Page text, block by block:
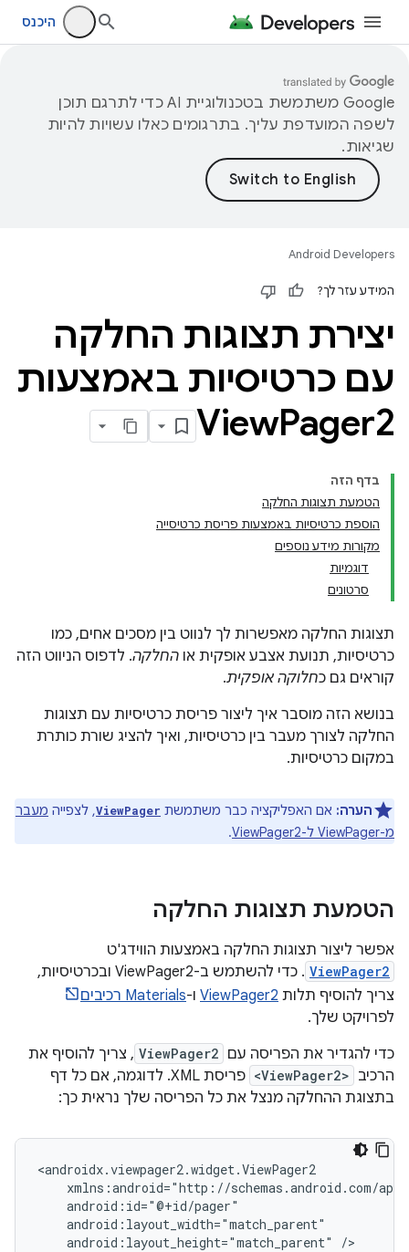
היכנס
‫Google משתמשת בטכנולוגיית AI כדי לתרגם תוכן
לשפה המועדפת עליך. בתרגומים כאלו עשויות להיות
שגיאות.
Android Developers
המידע עזר לך?
יצירת תצוגות החלקה
עם כרטיסיות באמצעות
ViewPager2
בדף הזה
הטמעת תצוגות החלקה
הוספת כרטיסיות באמצעות פריסת כרטיסייה
מקורות מידע נוספים
דוגמיות
סרטונים
תצוגות החלקה מאפשרות לך לנווט בין מסכים אחים, כמו
כרטיסיות, תנועת אצבע אופקית או החלקה. לדפוס הניווט הזה
קוראים גם כחלוקה אופקית.
בנושא הזה מוסבר איך ליצור פריסת כרטיסיות עם תצוגות
החלקה לצורך מעבר בין כרטיסיות, ואיך להציג שורת כותרת
במקום כרטיסיות.
הערה: אם האפליקציה כבר משתמשת ViewPager, לצפייה מעבר
מ-ViewPager ל-ViewPager2
.
הטמעת תצוגות החלקה
אפשר ליצור תצוגות החלקה באמצעות הווידג'ט
ViewPager2
. כדי להשתמש ב-ViewPager2 ובכרטיסיות,
צריך להוסיף תלות ViewPager2 ו-Materials רכיבים
לפרויקט שלך.
כדי להגדיר את הפריסה עם ViewPager2 , צריך להוסיף את
הרכיב <ViewPager2>
פריסת XML. לדוגמה, אם כל דף
בתצוגת ההחלקה מנצל את כל הפריסה שלך נראית כך:
android:layout_height="match_parent"